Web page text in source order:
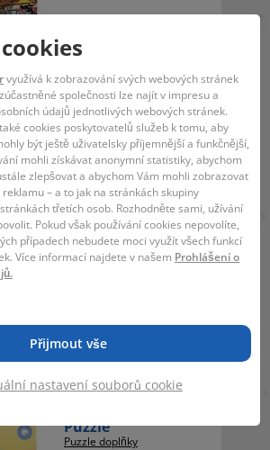
Sroluj si svoje
Puzzle! XXL
Puzzle doplňky
Lahvička s lepidlem
Puzzle
Puzzle doplňky
využívá k zobrazování svých webových stránek
společnosti lze najít v impresu a
údajů jednotlivých webových stránek.
cookies poskytovatelů služeb k tomu, aby
být ještě uživatelsky příjemnější a funkčnější,
mohli získávat anonymní statistiky, abychom
zlepšovat a abychom Vám mohli zobrazovat
– a to jak na stránkách skupiny
třetích osob. Rozhodněte sami, užívání
Pokud však používání cookies nepovolíte,
případech nebudete moci využít všech funkcí
Více informací najdete v našem Prohlášení o
Přijmout vše
nastavení souborů cookie